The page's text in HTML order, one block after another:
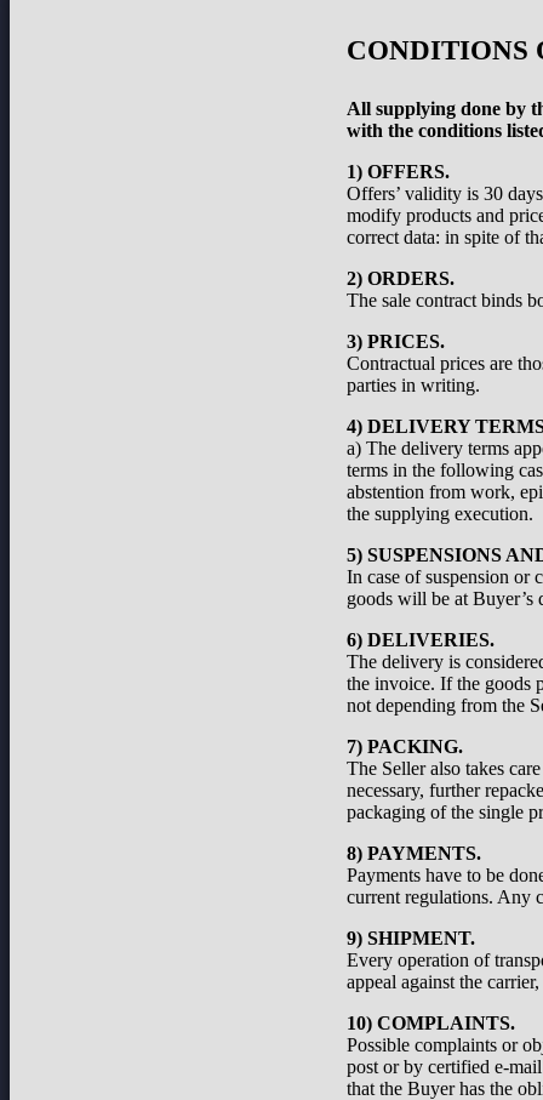
CONDITIONS
All supplying done by
with the conditions
1) OFFERS.
Offers’ validity is 30
modify products and
correct data: in spite of
2) ORDERS.
The sale contract binds
3) PRICES.
Contractual prices are
parties in writing.
4) DELIVERY
a) The delivery terms
terms in the following
abstention from work,
the supplying execution.
5) SUSPENSIONS
In case of suspension or
goods will be at Buyer’s
6) DELIVERIES.
The delivery is
the invoice. If the goods
not depending from the
7) PACKING.
The Seller also takes
necessary, further
packaging of the single
8) PAYMENTS.
Payments have to be
current regulations. Any
9) SHIPMENT.
Every operation of
appeal against the
10) COMPLAINTS.
Possible complaints or
post or by certified e-
that the Buyer has the